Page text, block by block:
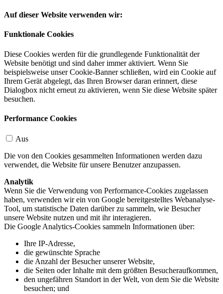
Auf dieser Website verwenden wir:
Funktionale Cookies
Diese Cookies werden für die grundlegende Funktionalität der
Website benötigt und sind daher immer aktiviert. Wenn Sie
beispielsweise unser Cookie-Banner schließen, wird ein Cookie auf
Ihrem Gerät abgelegt, das Ihren Browser daran erinnert, diese
Dialogbox nicht erneut zu aktivieren, wenn Sie diese Website später
besuchen.
Performance Cookies
Aus
Die von den Cookies gesammelten Informationen werden dazu
verwendet, die Website für unsere Benutzer anzupassen.
Analytik
Wenn Sie die Verwendung von Performance-Cookies zugelassen
haben, verwenden wir ein von Google bereitgestelltes Webanalyse-
Tool, um statistische Daten darüber zu sammeln, wie Besucher
unsere Website nutzen und mit ihr interagieren.
Die Google Analytics-Cookies sammeln Informationen über:
Ihre IP-Adresse,
die gewünschte Sprache
die Anzahl der Besucher unserer Website,
die Seiten oder Inhalte mit dem größten Besucheraufkommen,
den ungefähren Standort in der Welt, von dem Sie die Website
besuchen; und